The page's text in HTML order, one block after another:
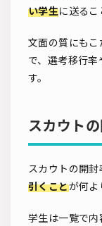
い学生に送るこ
文面の質にもこ
で、選考移行
す。
スカウト
スカウトの開封
引くことが何よ
学生は一覧で